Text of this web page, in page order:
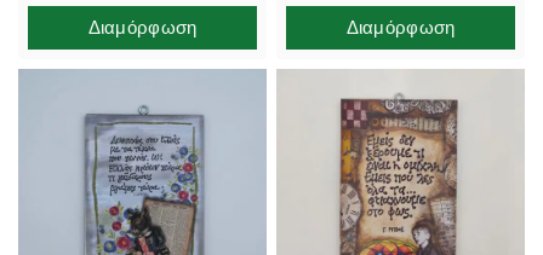
Διαμόρφωση Διαμόρφωση